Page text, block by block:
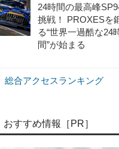
24時間の最高峰
挑戦！ PROXESを
る“世界一過酷な24
間”が始まる
総合アクセスランキング
おすすめ情報［PR］